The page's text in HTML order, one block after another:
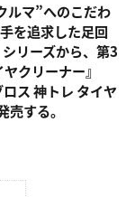
ルマ”へのこだわ
を追求した足回
リーズから、第3
クリーナー』
ス 神トレ タイヤ
する。